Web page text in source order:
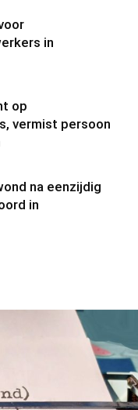
in
op
vermist persoon
na eenzijdig
in